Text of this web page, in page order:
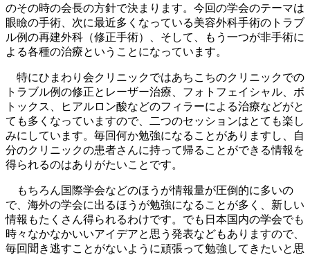
のその時の会長の方針で決まります。今回の学会のテーマは
眼瞼の手術、次に最近多くなっている美容外科手術のトラブ
ル例の再建外科（修正手術）、そして、もう一つが非手術に
よる各種の治療ということになっています。
特にひまわり会クリニックではあちこちのクリニックでの
トラブル例の修正とレーザー治療、フォトフェイシャル、ボ
トックス、ヒアルロン酸などのフィラーによる治療などがと
ても多くなっていますので、二つのセッションはとても楽し
みにしています。毎回何か勉強になることがありますし、自
分のクリニックの患者さんに持って帰ることができる情報を
得られるのはありがたいことです。
もちろん国際学会などのほうが情報量が圧倒的に多いの
で、海外の学会に出るほうが勉強になることが多く、新しい
情報もたくさん得られるわけです。でも日本国内の学会でも
時々なかなかいいアイデアと思う発表などもありますので、
毎回聞き逃すことがないように頑張って勉強してきたいと思